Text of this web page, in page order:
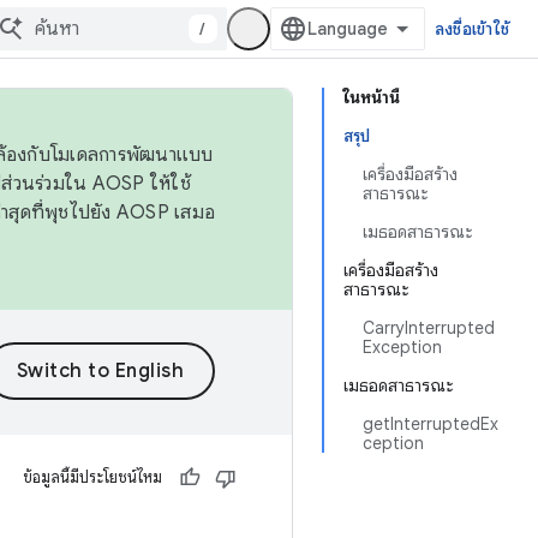
/ ลงชื่อเข้าใช้
ในหน้านี้
สรุป
เครื่องมือสร้าง
สาธารณะ
เมธอดสาธารณะ
เครื่องมือสร้าง
สาธารณะ
CarryInterrupted
Exception
เมธอดสาธารณะ
getInterruptedEx
ception
องกับโมเดลการพัฒนาแบบ
วนร่วมใน AOSP ให้ใช้
สุดที่พุชไปยัง AOSP เสมอ
ข้อมูลนี้มีประโยชน์ไหม